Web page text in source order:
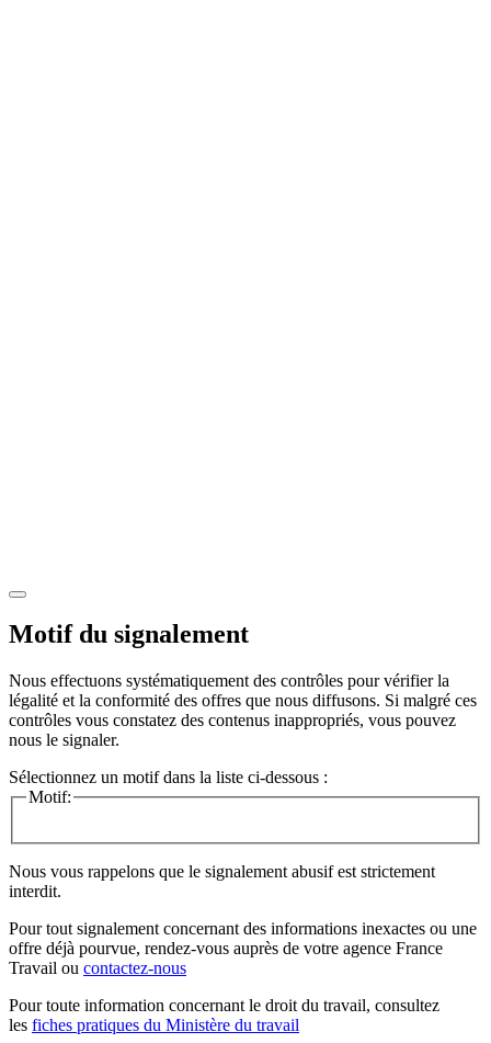
Motif du signalement
Nous effectuons systématiquement des contrôles pour vérifier la
légalité et la conformité des offres que nous diffusons. Si malgré ces
contrôles vous constatez des contenus inappropriés, vous pouvez
nous le signaler.
Sélectionnez un motif dans la liste ci-dessous :
Motif:
Nous vous rappelons que le signalement abusif est strictement
interdit.
Pour tout signalement concernant des informations inexactes ou une
offre déjà pourvue, rendez-vous auprès de votre agence France
Travail ou contactez-nous
Pour toute information concernant le droit du travail, consultez
les fiches pratiques du Ministère du travail